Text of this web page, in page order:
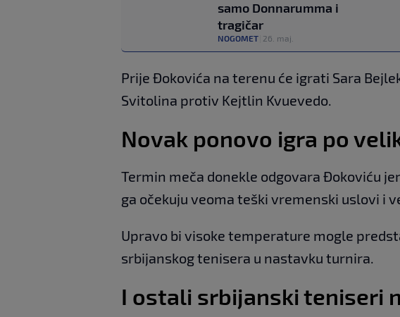
samo Donnarumma i
tragičar
NOGOMET 26. maj.
Prije Đokovića na terenu će igrati Sara
Svitolina protiv Kejtlin Kvuevedo.
Novak ponovo igra po
Termin meča donekle odgovara Đokoviću
ga očekuju veoma teški vremenski uslovi i
Upravo bi visoke temperature mogle
srbijanskog tenisera u nastavku turnira.
I ostali srbijanski teniseri